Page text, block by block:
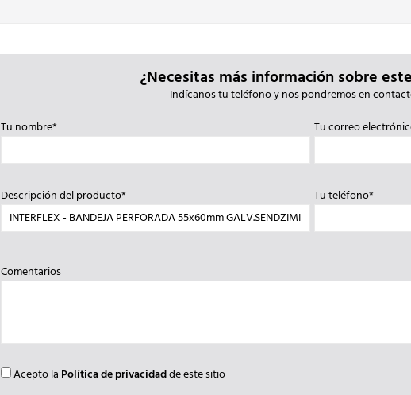
¿Necesitas más información sobre
Indícanos tu teléfono y nos pondremos en
Tu nombre*
Tu correo
Descripción del producto* Tu teléfono*
Comentarios
Acepto la Política de privacidadde este sitio